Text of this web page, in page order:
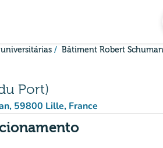
Bâtiment Robert Schuman
Port)
59800 Lille, France
no Google Maps)
separador)